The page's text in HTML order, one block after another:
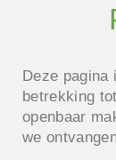
Deze pagina
betrekking
openbaar
we